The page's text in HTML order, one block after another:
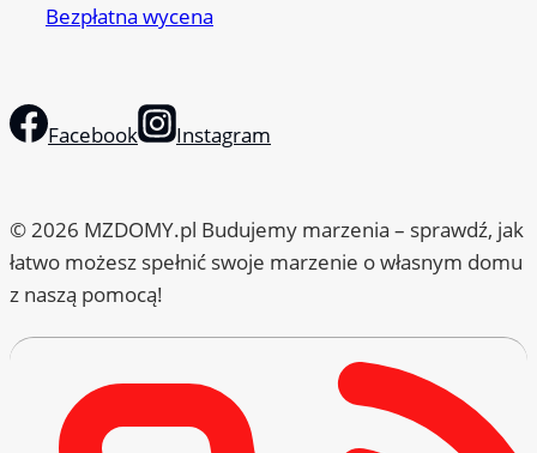
Bezpłatna wycena
Facebook Instagram
© 2026 MZDOMY.pl Budujemy marzenia – sprawdź, jak
łatwo możesz spełnić swoje marzenie o własnym domu
z naszą pomocą!